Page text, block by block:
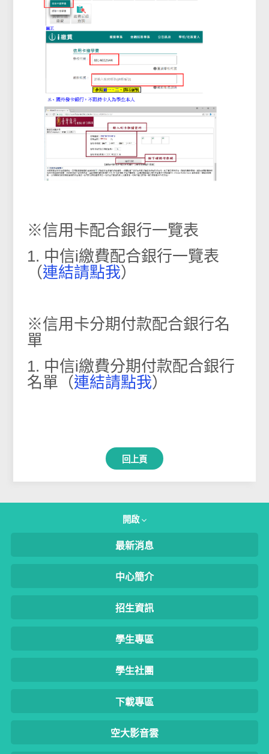
※信用卡配合銀行一覽表
1. 中信i繳費配合銀行一覽表
（連結請點我）
※信用卡分期付款配合銀行名
單
1. 中信i繳費分期付款配合銀行
名單 （連結請點我）
回上頁
開啟
最新消息
中心簡介
招生資訊
學生專區
學生社團
下載專區
空大影音雲